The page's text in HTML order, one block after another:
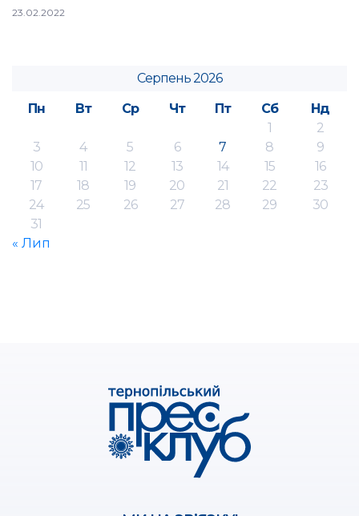
23.02.2022
Серпень 2026
Пн
Вт Ср Чт Пт Сб
Нд
1
2
3
4 5 6 7 8
9
10
11 12 13 14 15
16
17
18 19 20 21 22
23
24
25 26 27 28 29
30
31
« Лип